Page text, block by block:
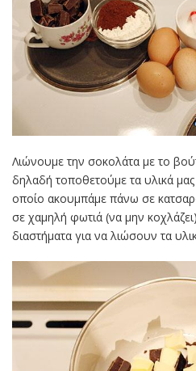
Λιώνουμε την σοκολάτα με το
δηλαδή τοποθετούμε τα υλικά
οποίο ακουμπάμε πάνω σε
σε χαμηλή φωτιά (να μην
διαστήματα για να λιώσουν τα